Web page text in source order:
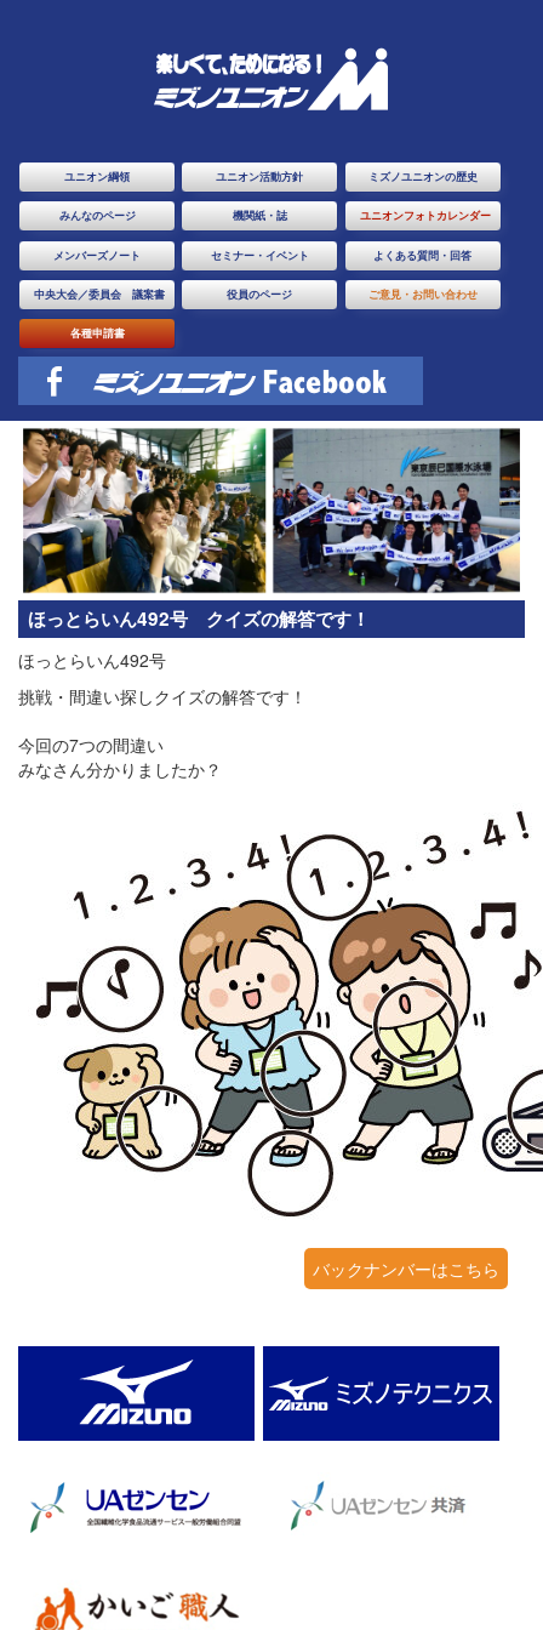
ユニオン綱領 ユニオン活動方針 ミズノユニオンの歴史
みんなのページ 機関紙・誌 ユニオンフォトカレンダー
メンバーズノート セミナー・イベント よくある質問・回答
中央大会／委員会 議案書 役員のページ ご意見・お問い合わせ
各種申請書
ほっとらいん492号 クイズの解答です！
ほっとらいん492号
挑戦・間違い探しクイズの解答です！
今回の7つの間違い
みなさん分かりましたか？
バックナンバーはこちら